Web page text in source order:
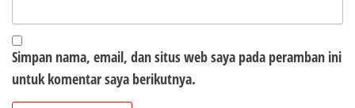
Simpan nama, email, dan situs web saya pada peramban ini
untuk komentar saya berikutnya.